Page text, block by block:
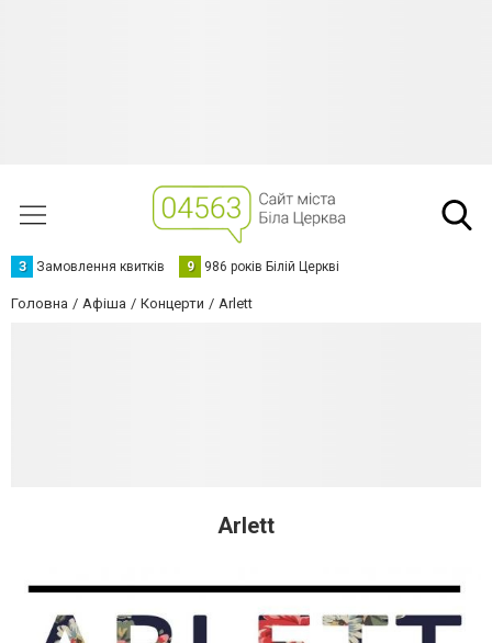
З Замовлення квитків 9 986 років Білій Церкві
Головна Афіша Концерти Arlett
Arlett